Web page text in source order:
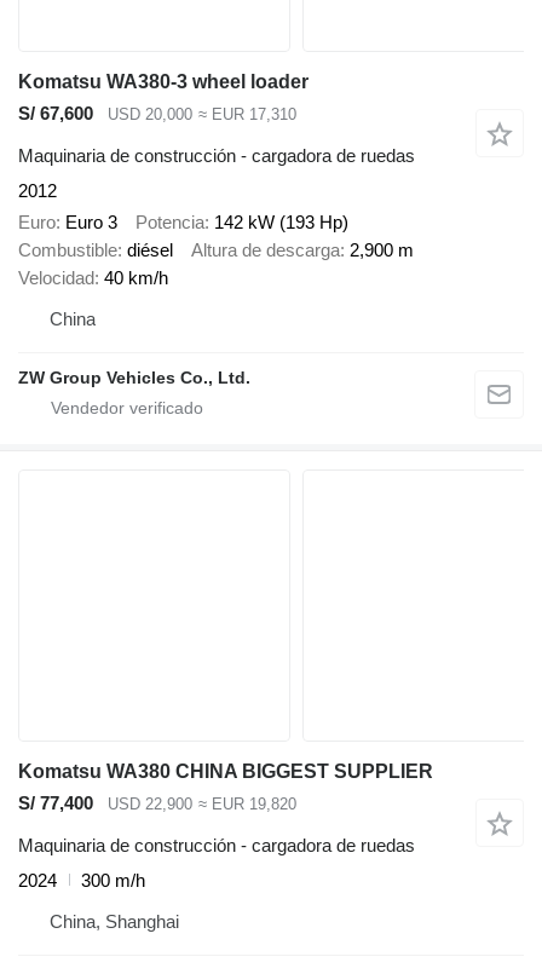
Komatsu WA380-3 wheel loader
S/ 67,600
USD 20,000 ≈ EUR 17,310
Maquinaria de construcción - cargadora de ruedas
2012
Euro Euro 3 Potencia 142 kW (193 Hp)
Combustible diésel Altura de descarga 2,900 m
Velocidad 40 km/h
China
ZW Group Vehicles Co., Ltd.
Komatsu WA380 CHINA BIGGEST SUPPLIER
S/ 77,400
USD 22,900 ≈ EUR 19,820
Maquinaria de construcción - cargadora de ruedas
2024
300 m/h
China, Shanghai